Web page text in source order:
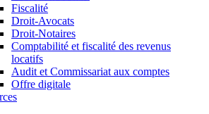
Fiscalité
Droit-Avocats
Droit-Notaires
Comptabilité et fiscalité des revenus
locatifs
Audit et Commissariat aux comptes
Offre digitale